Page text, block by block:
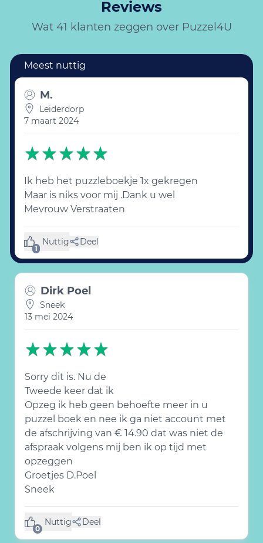
Reviews
Wat 41 klanten zeggen over Puzzel4U
M.
Leiderdorp
7 maart 2024
Ik heb het puzzleboekje 1x gekregen
Maar is niks voor mij .Dank u wel
Mevrouw Verstraaten
1
Nuttig
(1 like) Deel
Dirk Poel
Sneek
13 mei 2024
Sorry dit is. Nu de
Tweede keer dat ik
Opzeg ik heb geen behoefte meer in u
puzzel boek en nee ik ga niet account met
de afschrijving van € 14.90 dat was niet de
afspraak volgens mij ben ik op tijd met
opzeggen
Groetjes D.Poel
Sneek
0
Nuttig
(0 like) Deel